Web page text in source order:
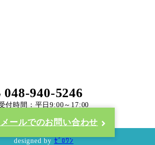
048-940-5246
付時間：平日9:00～17:00
メールでのお問い合わせ
designed by ｾﾞﾛﾜﾝ